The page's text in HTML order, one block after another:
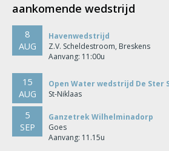
aankomende wedstrijd
8
AUG
Havenwedstrijd
Z.V. Scheldestroom, Breskens
Aanvang: 11:00u
15
AUG
Open Water wedstrijd De Ster
St-Niklaas
5
SEP
Ganzetrek Wilhelminadorp
Goes
Aanvang: 11.15u